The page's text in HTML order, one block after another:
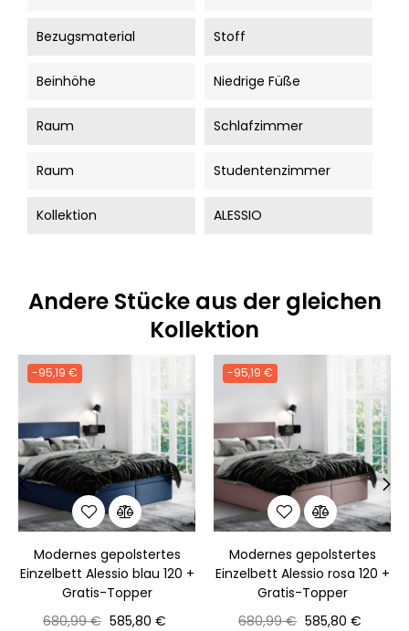
Bezugsmaterial Stoff
Beinhöhe Niedrige Füße
Raum Schlafzimmer
Raum Studentenzimmer
Kollektion ALESSIO
Andere Stücke aus der gleichen
Kollektion
-95,19 €
Modernes gepolstertes
Einzelbett Alessio blau 120 +
Gratis-Topper
Normaler
680,99 € Preis
585,80 €
-95,19 €
Modernes gepolstertes
Einzelbett Alessio rosa 120 +
Gratis-Topper
Normaler
680,99 € Preis
585,80 €
‹ ›